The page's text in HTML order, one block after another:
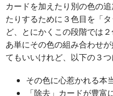
カードを加えたり別の色の
たりするために３色目を「
ど、とにかくこの段階では
あ単にその色の組み合わせ
てもいいけれど、以下の３つ
その色に心惹かれる本
「除去」カードが豊